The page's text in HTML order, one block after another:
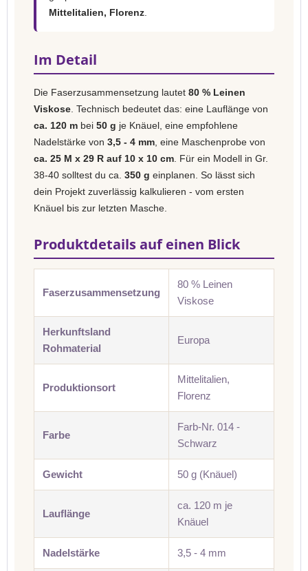
Mittelitalien, Florenz
Im Detail
Die Faserzusammensetzung lautet 80 % Leinen
Viskose . Technisch bedeutet das: eine Lauflänge von
ca. 120 m bei 50 g je Knäuel, eine empfohlene
Nadelstärke von 3,5 - 4 mm , eine Maschenprobe von
ca. 25 M x 29 R auf 10 x 10 cm . Für ein Modell in Gr.
38-40 solltest du ca. 350 g einplanen. So lässt sich
dein Projekt zuverlässig kalkulieren - vom ersten
Knäuel bis zur letzten Masche.
Produktdetails auf einen Blick
Faserzusammensetzung
80 % Leinen
Viskose
Herkunftsland
Rohmaterial
Europa
Produktionsort
Mittelitalien,
Florenz
Farbe
Farb-Nr. 014 -
Schwarz
Gewicht 50 g (Knäuel)
Lauflänge
ca. 120 m je
Knäuel
Nadelstärke 3,5 - 4 mm